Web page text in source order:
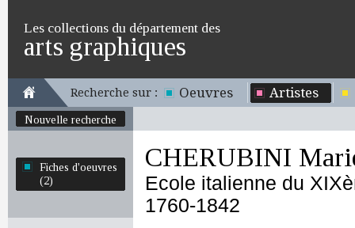
Les collections du département des
arts graphiques
Recherche sur : Oeuvres Artistes
Nouvelle recherche
Fiches d'oeuvres
(2)
CHERUBINI
Ecole italienne du
1760-1842